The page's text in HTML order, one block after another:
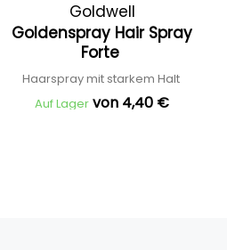
Goldwell
Goldenspray Hair Spray
Forte
Haarspray mit starkem Halt
Auf Lager von 4,40 €